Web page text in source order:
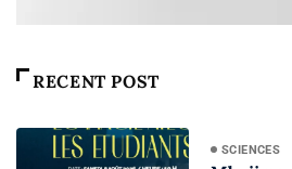
RECENT POST
SCIENCES